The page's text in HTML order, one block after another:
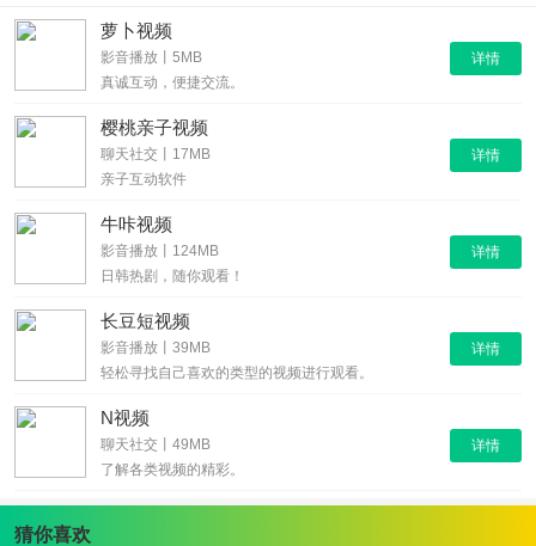
详情
萝卜视频
影音播放丨5MB
真诚互动，便捷交流。
详情
樱桃亲子视频
聊天社交丨17MB
亲子互动软件
详情
牛咔视频
影音播放丨124MB
日韩热剧，随你观看！
详情
长豆短视频
影音播放丨39MB
轻松寻找自己喜欢的类型的视频进行观看。
详情
N视频
聊天社交丨49MB
了解各类视频的精彩。
猜你喜欢